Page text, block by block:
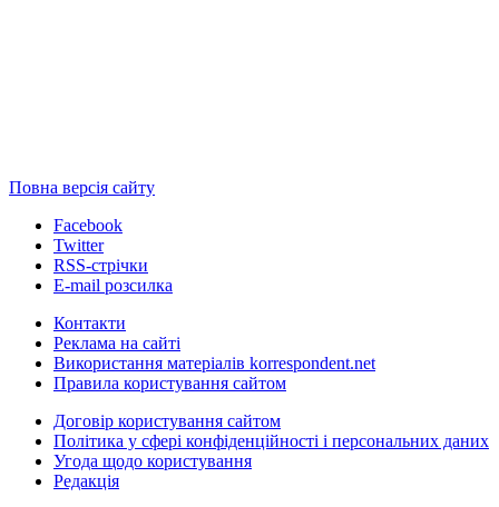
Повна версія сайту
Facebook
Twitter
RSS-стрічки
E-mail розсилка
Контакти
Реклама на сайті
Використання матеріалів korrespondent.net
Правила користування сайтом
Договір користування сайтом
Політика у сфері конфіденційності і персональних даних
Угода щодо користування
Редакція